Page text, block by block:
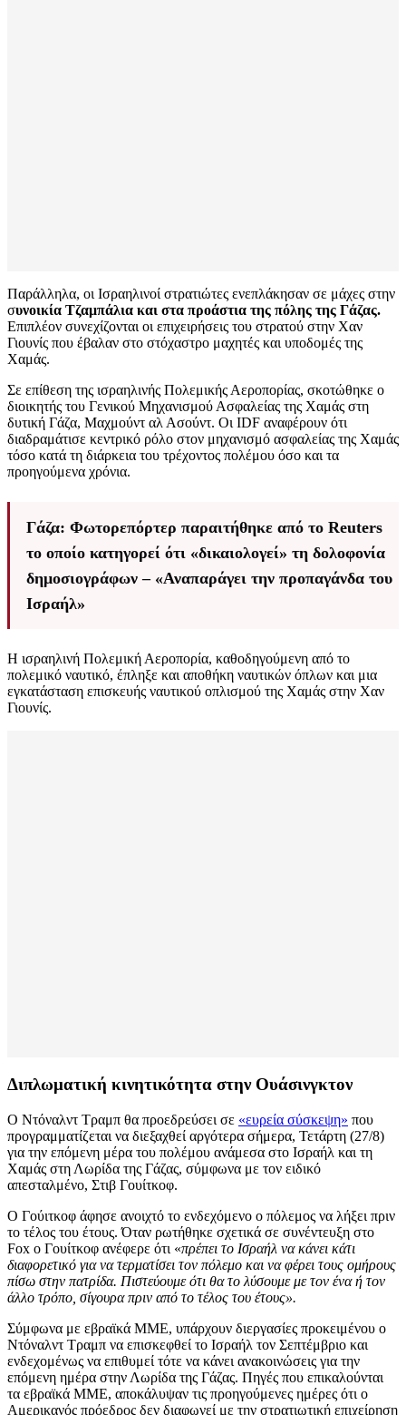
Παράλληλα, οι Ισραηλινοί στρατιώτες ενεπλάκησαν σε μάχες στην
συνοικία Τζαμπάλια και στα προάστια της πόλης της Γάζας.
Επιπλέον συνεχίζονται οι επιχειρήσεις του στρατού στην Χαν
Γιουνίς που έβαλαν στο στόχαστρο μαχητές και υποδομές της
Χαμάς.
Σε επίθεση της ισραηλινής Πολεμικής Αεροπορίας, σκοτώθηκε ο
διοικητής του Γενικού Μηχανισμού Ασφαλείας της Χαμάς στη
δυτική Γάζα, Μαχμούντ αλ Ασούντ. Οι IDF αναφέρουν ότι
διαδραμάτισε κεντρικό ρόλο στον μηχανισμό ασφαλείας της Χαμάς
τόσο κατά τη διάρκεια του τρέχοντος πολέμου όσο και τα
προηγούμενα χρόνια.
Γάζα: Φωτορεπόρτερ παραιτήθηκε από το Reuters
το οποίο κατηγορεί ότι «δικαιολογεί» τη δολοφονία
δημοσιογράφων – «Αναπαράγει την προπαγάνδα του
Ισραήλ»
Η ισραηλινή Πολεμική Αεροπορία, καθοδηγούμενη από το
πολεμικό ναυτικό, έπληξε και αποθήκη ναυτικών όπλων και μια
εγκατάσταση επισκευής ναυτικού οπλισμού της Χαμάς στην Χαν
Γιουνίς.
Διπλωματική κινητικότητα στην Ουάσινγκτον
Ο Ντόναλντ Τραμπ θα προεδρεύσει σε «ευρεία σύσκεψη» που
προγραμματίζεται να διεξαχθεί αργότερα σήμερα, Τετάρτη (27/8)
για την επόμενη μέρα του πολέμου ανάμεσα στο Ισραήλ και τη
Χαμάς στη Λωρίδα της Γάζας, σύμφωνα με τον ειδικό
απεσταλμένο, Στιβ Γουίτκοφ.
Ο Γούιτκοφ άφησε ανοιχτό το ενδεχόμενο ο πόλεμος να λήξει πριν
το τέλος του έτους. Όταν ρωτήθηκε σχετικά σε συνέντευξη στο
Fox ο Γουίτκοφ ανέφερε ότι «πρέπει το Ισραήλ να κάνει κάτι
διαφορετικό για να τερματίσει τον πόλεμο και να φέρει τους ομήρους
πίσω στην πατρίδα. Πιστεύουμε ότι θα το λύσουμε με τον ένα ή τον
άλλο τρόπο, σίγουρα πριν από το τέλος του έτους».
Σύμφωνα με εβραϊκά ΜΜΕ, υπάρχουν διεργασίες προκειμένου ο
Ντόναλντ Τραμπ να επισκεφθεί το Ισραήλ τον Σεπτέμβριο και
ενδεχομένως να επιθυμεί τότε να κάνει ανακοινώσεις για την
επόμενη ημέρα στην Λωρίδα της Γάζας. Πηγές που επικαλούνται
τα εβραϊκά ΜΜΕ, αποκάλυψαν τις προηγούμενες ημέρες ότι ο
Αμερικανός πρόεδρος δεν διαφωνεί με την στρατιωτική επιχείρηση